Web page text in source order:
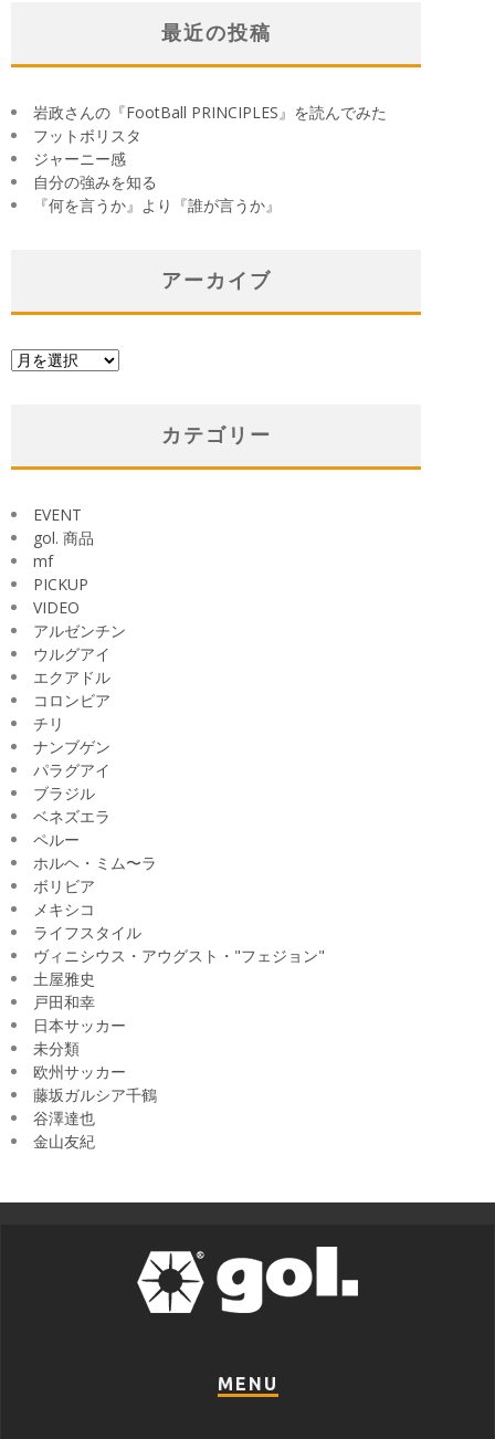
最近の投稿
岩政さんの『FootBall PRINCIPLES』を読んでみた
フットボリスタ
ジャーニー感
自分の強みを知る
『何を言うか』より『誰が言うか』
アーカイブ
ア
カテゴリー
EVENT
gol. 商品
mf
PICKUP
VIDEO
アルゼンチン
ウルグアイ
エクアドル
コロンビア
チリ
ナンブゲン
パラグアイ
ブラジル
ベネズエラ
ペルー
ホルヘ・ミム〜ラ
ボリビア
メキシコ
ライフスタイル
ヴィニシウス・アウグスト・"フェジョン"
土屋雅史
戸田和幸
日本サッカー
未分類
欧州サッカー
藤坂ガルシア千鶴
谷澤達也
金山友紀
MENU